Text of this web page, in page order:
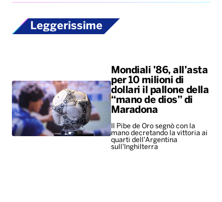
Leggerissime
Mondiali ’86, all’asta
per 10 milioni di
dollari il pallone della
“mano de dios” di
Maradona
Il Pibe de Oro segnò con la
mano decretando la vittoria ai
quarti dell'Argentina
sull'Inghilterra